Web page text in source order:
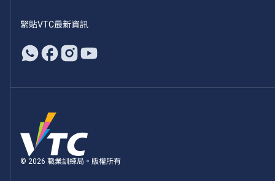
緊貼VTC最新資訊
© 2026 職業訓練局。版權所有